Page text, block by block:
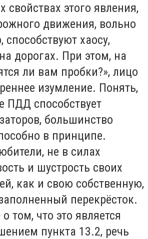
свойствах этого явления,
движения, вольно
способствуют хаосу,
дорогах. При этом, на
ли вам пробки?», лицо
изумление. Понять,
ПДД способствует
большинство
в принципе.
не в силах
и шустрость своих
как и свою собственную,
перекрёсток.
том, что это является
пункта 13.2, речь